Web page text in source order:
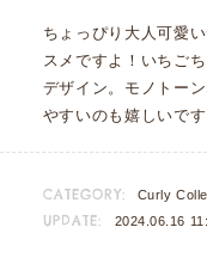
ちょっぴり大人可愛
スメですよ！いちご
デザイン。モノトー
やすいのも嬉しいで
CATEGORY: Curly
UPDATE: 2024.06.16